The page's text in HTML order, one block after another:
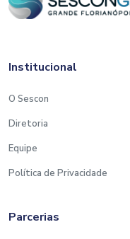
Institucional
O Sescon
Diretoria
Equipe
Política de Privacidade
Parcerias